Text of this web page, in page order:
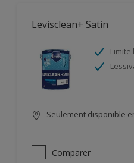
Levisclean+ Satin
Seulement disponible
Comparer